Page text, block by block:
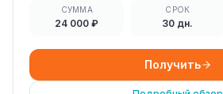
СУММА
24 000 ₽
СРОК
30 дн.
Получить